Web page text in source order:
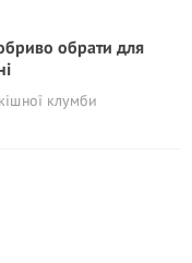
обрати для
клумби